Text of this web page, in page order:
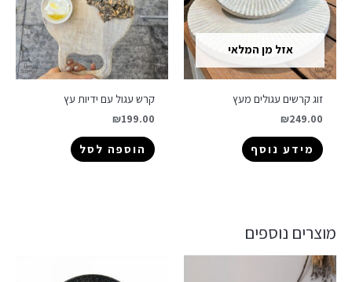
אזל מן המלאי
זוג קרשים עגולים מעץ
₪249.00
מידע נוסף
קרש עגול עם ידיות עץ
₪199.00
הוספה לסל
מוצרים נוספים